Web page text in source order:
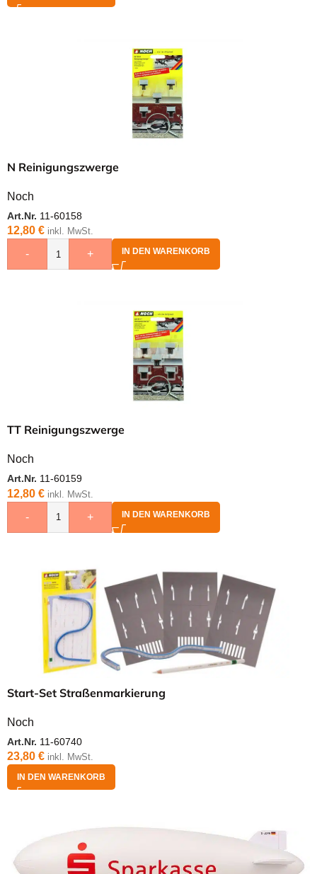
N Reinigungszwerge
Noch
Art.Nr. 11-60158
12,80 € inkl. MwSt.
- + IN DEN WARENKORB
TT Reinigungszwerge
Noch
Art.Nr. 11-60159
12,80 € inkl. MwSt.
- + IN DEN WARENKORB
Start-Set Straßenmarkierung
Noch
Art.Nr. 11-60740
23,80 € inkl. MwSt.
IN DEN WARENKORB